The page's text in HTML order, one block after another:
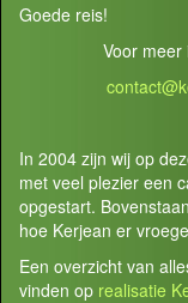
Goede reis!
Voor
In 2004 zijn wij op
met veel plezier een
opgestart.
hoe Kerjean er
Een overzicht van
vinden op realisatie